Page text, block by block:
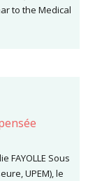
to the Medical
Sous
UPEM), le